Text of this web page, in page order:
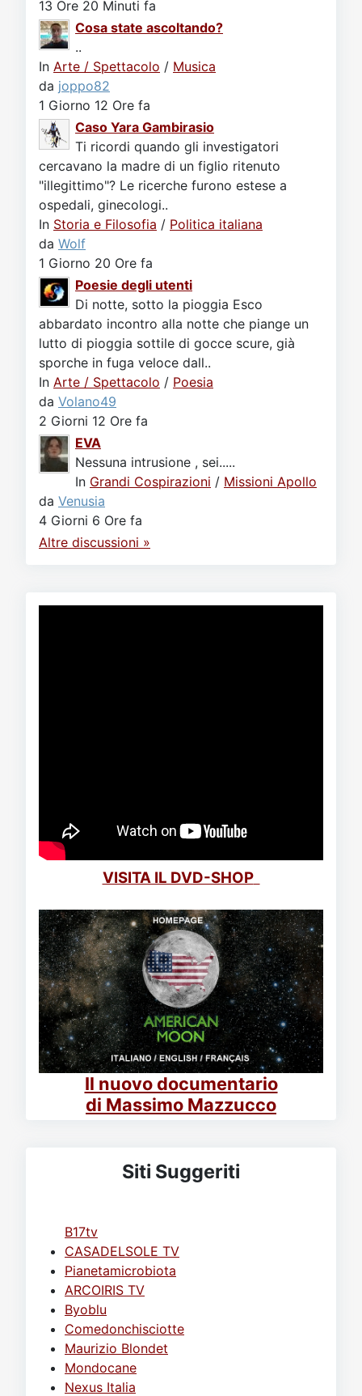
13 Ore 20 Minuti fa
Cosa state ascoltando?
..
In Arte / Spettacolo / Musica
da joppo82
1 Giorno 12 Ore fa
Caso Yara Gambirasio
Ti ricordi quando gli investigatori
cercavano la madre di un figlio ritenuto
"illegittimo"? Le ricerche furono estese a
ospedali, ginecologi..
In Storia e Filosofia / Politica italiana
da Wolf
1 Giorno 20 Ore fa
Poesie degli utenti
Di notte, sotto la pioggia Esco
abbardato incontro alla notte che piange un
lutto di pioggia sottile di gocce scure, già
sporche in fuga veloce dall..
In Arte / Spettacolo / Poesia
da Volano49
2 Giorni 12 Ore fa
EVA
Nessuna intrusione , sei.....
In Grandi Cospirazioni / Missioni Apollo
da Venusia
4 Giorni 6 Ore fa
Altre discussioni »
VISITA IL DVD-SHOP
Il nuovo documentario
di Massimo Mazzucco
Siti Suggeriti
B17tv
CASADELSOLE TV
Pianetamicrobiota
ARCOIRIS TV
Byoblu
Comedonchisciotte
Maurizio Blondet
Mondocane
Nexus Italia